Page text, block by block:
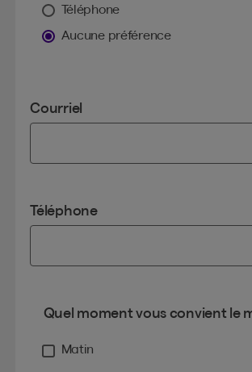
Téléphone
Aucune préférence
Courriel
Téléphone
Quel moment vous convient le
Matin